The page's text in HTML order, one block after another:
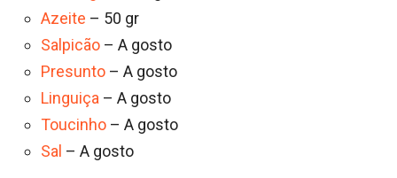
Azeite – 50 gr
Salpicão – A gosto
Presunto – A gosto
Linguiça – A gosto
Toucinho – A gosto
Sal – A gosto